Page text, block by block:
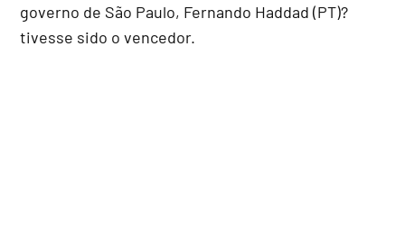
governo de São Paulo, Fernando Haddad (PT)?
tivesse sido o vencedor.